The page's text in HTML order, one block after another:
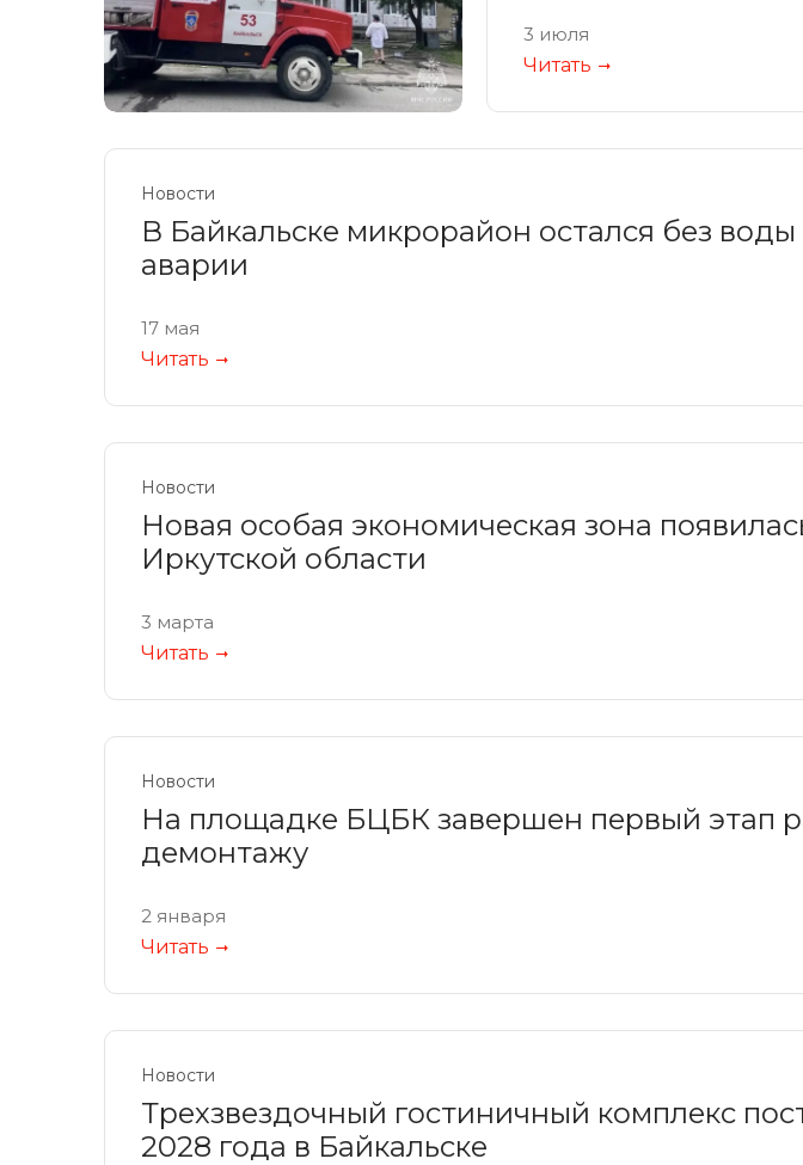
3 июля
Читать
Новости
В Байкальске микрорайон остался без воды
аварии
17 мая
Читать
Новости
Новая особая экономическая зона
Иркутской области
3 марта
Читать
Новости
На площадке БЦБК завершен первый этап
демонтажу
2 января
Читать
Новости
Трехзвездочный гостиничный комплекс
2028 года в Байкальске